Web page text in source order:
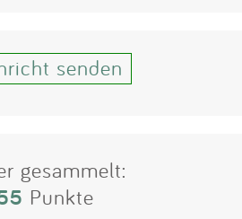
senden
gesammelt:
Punkte